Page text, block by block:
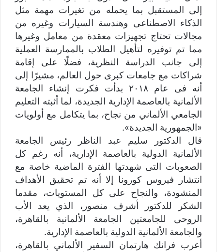
إلى المستقبل بما يحمله من تغيرات مهمة مثل
الذكاء الاصطناعى وهندسة السيارات وغيره من
مجالات تحتاج تجهيزات معقدة من معامل وغيرها
مما تم توفيره لتأهيل الطلاب بالممارسة العملية
إلى جانب الدراسة النظرية، فضلًا على إقامة
شراكات مع جامعات كبرى حول العالم، مشيرًا إلى
أنه فى عام ٢٠١٨ بدأت فكرت إنشاء الجامعة
الألمانية بالعاصمة الإدارية الجديدة، لما أثبته التعليم
الجامعي الألماني من نجاح، بما يتكامل مع أولويات
«الجمهورية الجديدة».
قال الدكتور سليم عبد الناظر رئيس الجامعة
الألمانية الدولية بالعاصمة الإدارية، أنه رغم كل
الصعوبات التى شهدتها الفترة الماضية خاصة مع
انتشار فيروس كورونا إلا أنه تم تحقيق الأهداف
المنشودة، والنجاح على كل المستويات، مقدما
الشكر للدكتور أشرف منصور، الذي يعد الأب
الروحى للجامعتين الجامعة الألمانية بالقاهرة،
والجامعة الألمانية الدولية بالعاصمة الإدارية.
أعرب فرانك هارتمان السفير الألماني بالقاهرة،